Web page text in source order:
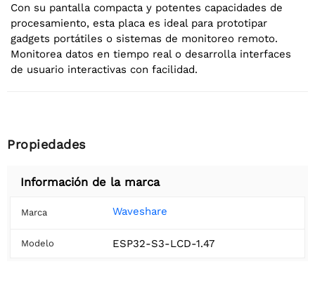
Con su pantalla compacta y potentes capacidades de
procesamiento, esta placa es ideal para prototipar
gadgets portátiles o sistemas de monitoreo remoto.
Monitorea datos en tiempo real o desarrolla interfaces
de usuario interactivas con facilidad.
Propiedades
Información de la marca
Marca Waveshare
Modelo ESP32-S3-LCD-1.47